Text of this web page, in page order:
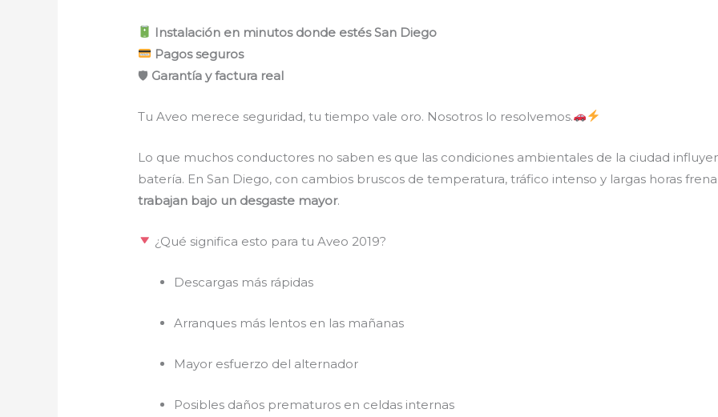
Instalación en minutos donde estés San Diego
Pagos seguros
🛡 Garantía y factura real
Tu Aveo merece seguridad, tu tiempo vale oro. Nosotros lo resolvemos.
Lo que muchos conductores no saben es que las condiciones ambientales de la ciudad
batería. En San Diego, con cambios bruscos de temperatura, tráfico intenso y largas horas
trabajan bajo un desgaste mayor.
¿Qué significa esto para tu Aveo 2019?
Descargas más rápidas
Arranques más lentos en las mañanas
Mayor esfuerzo del alternador
Posibles daños prematuros en celdas internas